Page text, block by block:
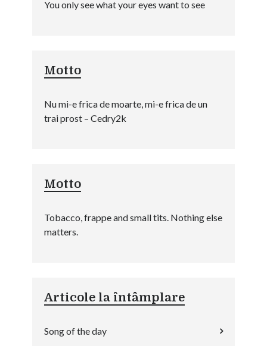
You only see what your eyes want to see
Motto
Nu mi-e frica de moarte, mi-e frica de un
trai prost – Cedry2k
Motto
Tobacco, frappe and small tits. Nothing else
matters.
Articole la întâmplare
Song of the day